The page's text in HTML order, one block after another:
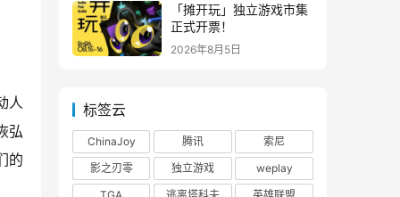
人
弘
的
「摊开玩」独立游戏市集
正式开票！
2026年8月5日
标签云
ChinaJoy 腾讯
索尼
影之刃零
独立游戏
weplay